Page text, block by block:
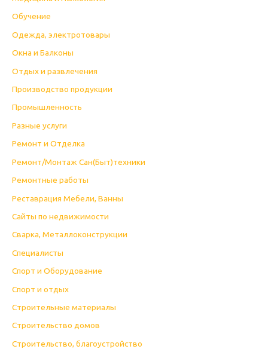
Обучение
Одежда, электротовары
Окна и Балконы
Отдых и развлечения
Производство продукции
Промышленность
Разные услуги
Ремонт и Отделка
Ремонт/Монтаж Сан(Быт)техники
Ремонтные работы
Реставрация Мебели, Ванны
Сайты по недвижимости
Сварка, Металлоконструкции
Специалисты
Спорт и Оборудование
Спорт и отдых
Строительные материалы
Строительство домов
Строительство, благоустройство